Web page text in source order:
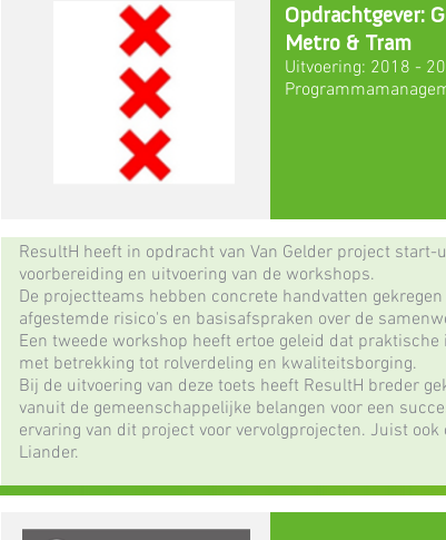
Opdrachtgever:
Metro & Tram
Uitvoering: 2018 -
ResultH heeft in opdracht van Van Gelder project
voorbereiding en uitvoering van de workshops.
De projectteams hebben concrete handvatten
afgestemde risico's en basisafspraken over de
Een tweede workshop heeft ertoe geleid dat
met betrekking tot rolverdeling en kwaliteitsborging.
Bij de uitvoering van deze toets heeft ResultH breder
vanuit de gemeenschappelijke belangen voor een
ervaring van dit project voor vervolgprojecten. Juist
Liander.